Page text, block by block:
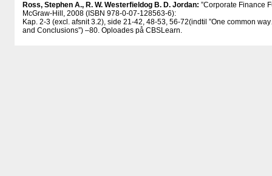
Ross, Stephen A., R. W. Westerfieldog B. D. Jordan: ”Corporate Finance
McGraw-Hill, 2008 (ISBN 978-0-07-128563-6):
Kap. 2-3 (excl. afsnit 3.2), side 21-42, 48-53, 56-72(indtil ”One common
and Conclusions”) –80. Oploades på CBSLearn.